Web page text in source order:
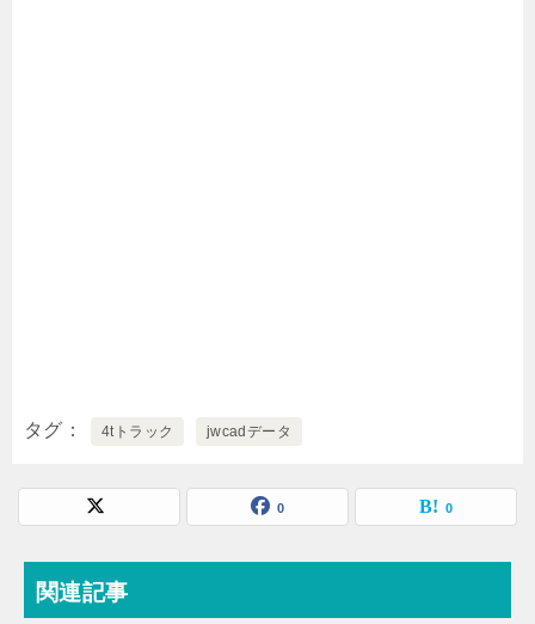
タグ 4tトラック jwcadデータ
0 0
関連記事